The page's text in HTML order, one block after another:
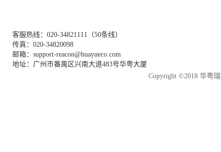
客服热线：020-34821111（50条线）
传真：020-34820098
邮箱：support-reacon@huayueco.com
地址：广州市番禺区兴南大道483号华粤大厦
Copyright ©2018 华粤